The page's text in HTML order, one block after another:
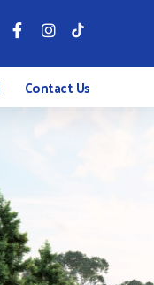
Contact Us